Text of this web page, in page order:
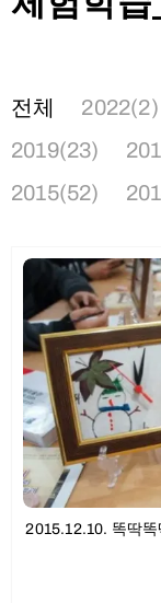
전체 2022(2)
2019(23)
2015(52)
2015.12.10. 똑딱